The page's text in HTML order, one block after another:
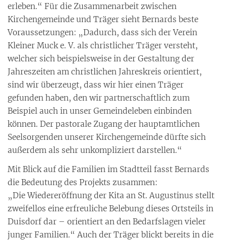
erleben.“ Für die Zusammenarbeit zwischen
Kirchengemeinde und Träger sieht Bernards beste
Voraussetzungen: „Dadurch, dass sich der Verein
Kleiner Muck e. V. als christlicher Träger versteht,
welcher sich beispielsweise in der Gestaltung der
Jahreszeiten am christlichen Jahreskreis orientiert,
sind wir überzeugt, dass wir hier einen Träger
gefunden haben, den wir partnerschaftlich zum
Beispiel auch in unser Gemeindeleben einbinden
können. Der pastorale Zugang der hauptamtlichen
Seelsorgenden unserer Kirchengemeinde dürfte sich
außerdem als sehr unkompliziert darstellen.“
Mit Blick auf die Familien im Stadtteil fasst Bernards
die Bedeutung des Projekts zusammen:
„Die Wiedereröffnung der Kita an St. Augustinus stellt
zweifellos eine erfreuliche Belebung dieses Ortsteils in
Duisdorf dar – orientiert an den Bedarfslagen vieler
junger Familien.“ Auch der Träger blickt bereits in die